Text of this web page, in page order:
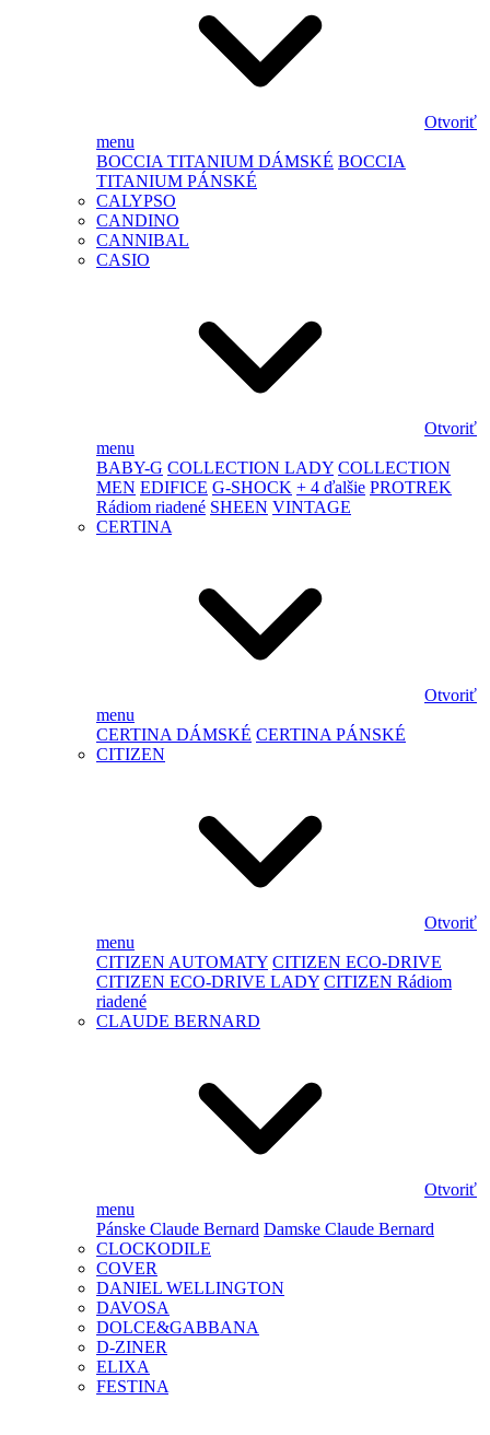
Otvoriť
menu
BOCCIA TITANIUM DÁMSKÉ BOCCIA
TITANIUM PÁNSKÉ
CALYPSO
CANDINO
CANNIBAL
CASIO
Otvoriť
menu
BABY-G COLLECTION LADY COLLECTION
MEN EDIFICE G-SHOCK + 4 ďalšie PROTREK
Rádiom riadené SHEEN VINTAGE
CERTINA
Otvoriť
menu
CERTINA DÁMSKÉ CERTINA PÁNSKÉ
CITIZEN
Otvoriť
menu
CITIZEN AUTOMATY CITIZEN ECO-DRIVE
CITIZEN ECO-DRIVE LADY CITIZEN Rádiom
riadené
CLAUDE BERNARD
Otvoriť
menu
Pánske Claude Bernard Damske Claude Bernard
CLOCKODILE
COVER
DANIEL WELLINGTON
DAVOSA
DOLCE&GABBANA
D-ZINER
ELIXA
FESTINA